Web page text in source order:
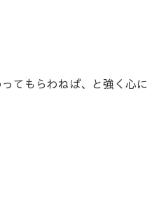
てもらわねば、と強く心に